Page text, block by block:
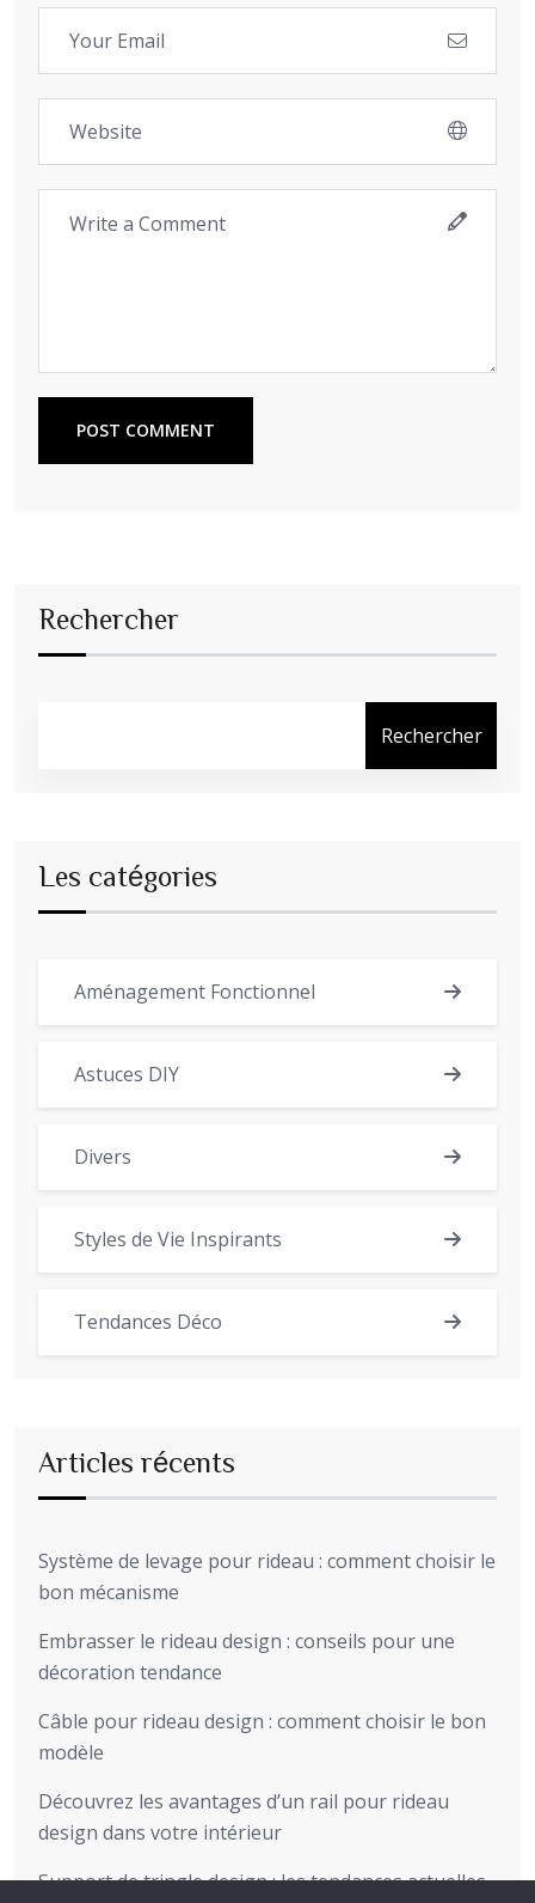
POST COMMENT
Rechercher
Rechercher
Les catégories
Aménagement Fonctionnel
Astuces DIY
Divers
Styles de Vie Inspirants
Tendances Déco
Articles récents
Système de levage pour rideau : comment choisir le
bon mécanisme
Embrasser le rideau design : conseils pour une
décoration tendance
Câble pour rideau design : comment choisir le bon
modèle
Découvrez les avantages d’un rail pour rideau
design dans votre intérieur
Support de tringle design : les tendances actuelles